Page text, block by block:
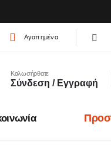
Αγαπημένα
Καλωσήρθατε
Σύνδεση / Εγγραφή